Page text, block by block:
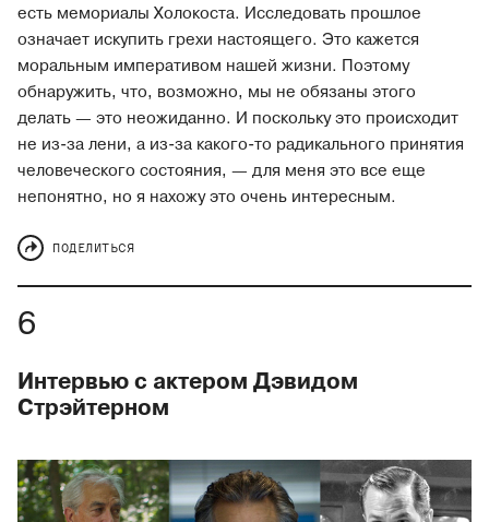
есть мемориалы Холокоста. Исследовать прошлое
означает искупить грехи настоящего. Это кажется
моральным императивом нашей жизни. Поэтому
обнаружить, что, возможно, мы не обязаны этого
делать — это неожиданно. И поскольку это происходит
не из-за лени, а из-за какого-то радикального принятия
человеческого состояния, — для меня это все еще
непонятно, но я нахожу это очень интересным.
ПОДЕЛИТЬСЯ
Интервью с актером Дэвидом
Стрэйтерном